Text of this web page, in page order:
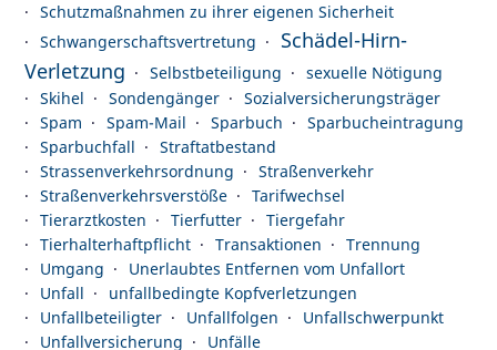
Schutzmaßnahmen zu ihrer eigenen Sicherheit
Schwangerschaftsvertretung
Schädel-Hirn-
Verletzung
Selbstbeteiligung
sexuelle Nötigung
Skihel
Sondengänger
Sozialversicherungsträger
Spam
Spam-Mail Sparbuch
Sparbucheintragung
Sparbuchfall
Straftatbestand
Strassenverkehrsordnung
Straßenverkehr
Straßenverkehrsverstöße
Tarifwechsel
Tierarztkosten
Tierfutter
Tiergefahr
Tierhalterhaftpflicht
Transaktionen
Trennung
Umgang
Unerlaubtes Entfernen vom Unfallort
Unfall
unfallbedingte Kopfverletzungen
Unfallbeteiligter
Unfallfolgen
Unfallschwerpunkt
Unfallversicherung
Unfälle